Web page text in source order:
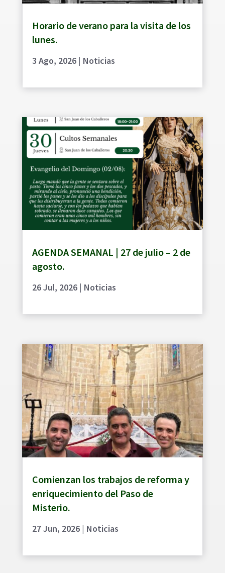
Horario de verano para la visita de los
lunes.
3 Ago, 2026| Noticias
AGENDA SEMANAL | 27 de julio – 2 de
agosto.
26 Jul, 2026| Noticias
Comienzan los trabajos de reforma y
enriquecimiento del Paso de
Misterio.
27 Jun, 2026| Noticias